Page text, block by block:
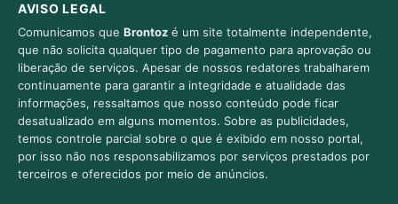
AVISO LEGAL
Comunicamos que Brontoz é um site totalmente independente,
que não solicita qualquer tipo de pagamento para aprovação ou
liberação de serviços. Apesar de nossos redatores trabalharem
continuamente para garantir a integridade e atualidade das
informações, ressaltamos que nosso conteúdo pode ficar
desatualizado em alguns momentos. Sobre as publicidades,
temos controle parcial sobre o que é exibido em nosso portal,
por isso não nos responsabilizamos por serviços prestados por
terceiros e oferecidos por meio de anúncios.